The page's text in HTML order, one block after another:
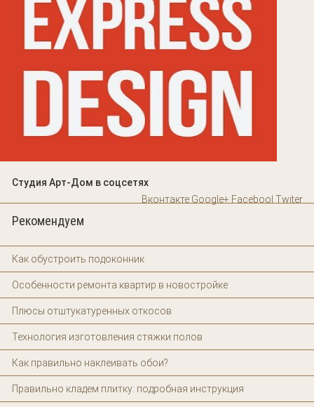
Студия Арт-Дом в соцсетях
Вконтакте Google+ Facebool Twiter
Рекомендуем
Как обустроить подоконник
Особенности ремонта квартир в новостройке
Плюсы отштукатуренных откосов
Технология изготовления стяжки полов
Как правильно наклеивать обои?
Правильно кладем плитку: подробная инструкция